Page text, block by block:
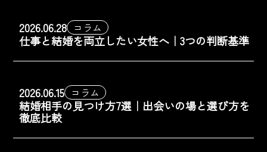
2026.06.28 コラム
仕事と結婚を両立したい女性へ｜3つの判断基準
2026.06.15 コラム
結婚相手の見つけ方7選｜出会いの場と選び方を
徹底比較